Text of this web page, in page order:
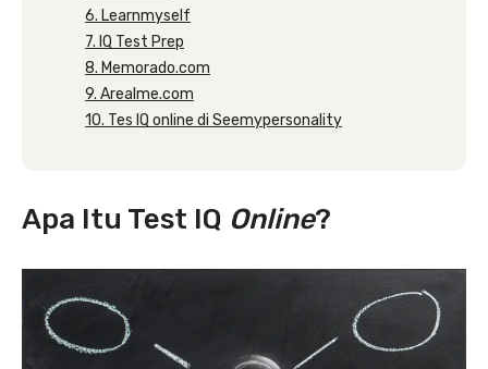
6. Learnmyself
7. IQ Test Prep
8. Memorado.com
9. Arealme.com
10. Tes IQ online di Seemypersonality
Apa Itu Test IQ Online?